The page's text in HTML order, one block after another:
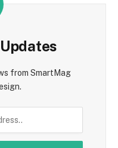
from SmartMag